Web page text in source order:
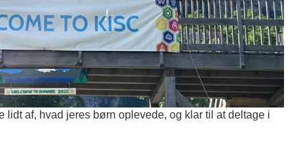
lidt af, hvad jeres børn oplevede, og klar til at deltage i